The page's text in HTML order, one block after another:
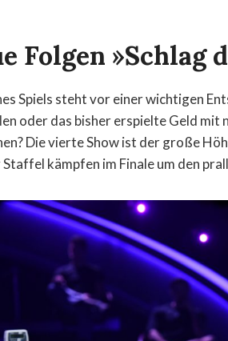
Folgen »Schlag
Spiels steht vor einer wichtigen
oder das bisher erspielte Geld mit
Die vierte Show ist der große
kämpfen im Finale um den